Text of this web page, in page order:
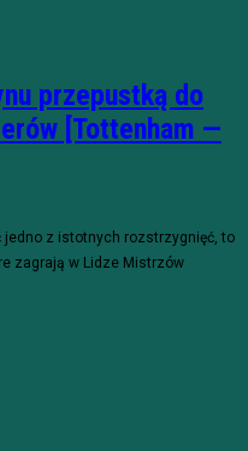
przepustką do
[Tottenham —
jedno z istotnych rozstrzygnięć, to
zagrają w Lidze Mistrzów